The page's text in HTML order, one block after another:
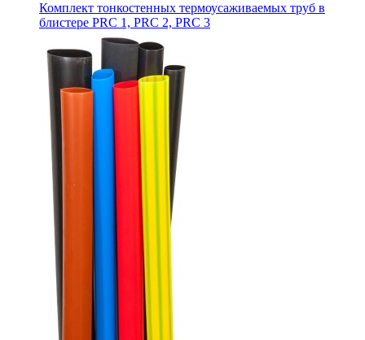
Комплект тонкостенных термоусаживаемых труб в
блистере PRC 1, PRC 2, PRC 3